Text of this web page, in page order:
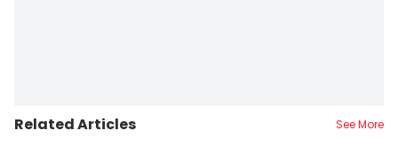
Related Articles See More